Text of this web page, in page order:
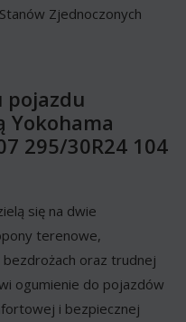
Zjednoczonych
pojazdu
Yokohama
295/30R24 104
się na dwie
terenowe,
oraz trudnej
ogumienie do pojazdów
i bezpiecznej